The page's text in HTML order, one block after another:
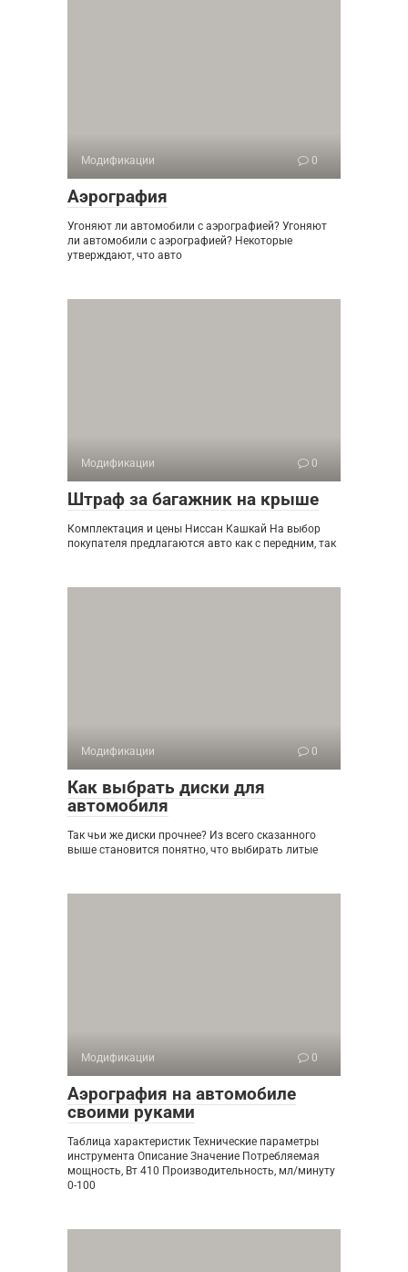
Модификации 0
Аэрография
Угоняют ли автомобили с аэрографией? Угоняют
ли автомобили с аэрографией? Некоторые
утверждают, что авто
Модификации 0
Штраф за багажник на крыше
Комплектация и цены Ниссан Кашкай На выбор
покупателя предлагаются авто как с передним, так
Модификации 0
Как выбрать диски для
автомобиля
Так чьи же диски прочнее? Из всего сказанного
выше становится понятно, что выбирать литые
Модификации 0
Аэрография на автомобиле
своими руками
Таблица характеристик Технические параметры
инструмента Описание Значение Потребляемая
мощность, Вт 410 Производительность, мл/минуту
0-100